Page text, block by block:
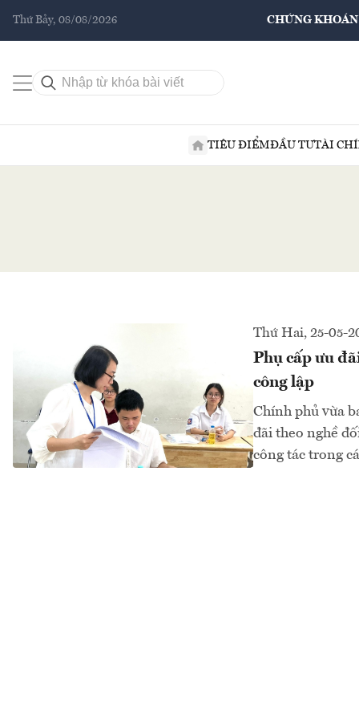
Thứ Bảy, 08/08/2026 CHỨNG KHOÁN
TIÊU ĐIỂMĐẦU TƯTÀI
Thứ Hai, 25-05-
Phụ cấp ưu
công lập
Chính phủ vừa
đãi theo nghề
công tác trong